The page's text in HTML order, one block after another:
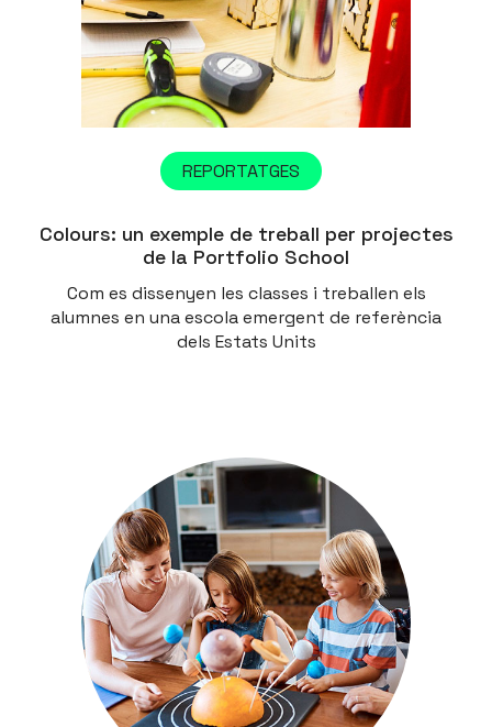
REPORTATGES
Colours: un exemple de treball per projectes
de la Portfolio School
Com es dissenyen les classes i treballen els
alumnes en una escola emergent de referència
dels Estats Units